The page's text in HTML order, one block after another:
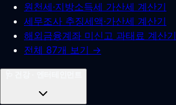
원천세·지방소득세 가산세 계산기
세무조사 추징세액·가산세 계산기
해외금융계좌 미신고 과태료 계산기
전체 87개 보기 →